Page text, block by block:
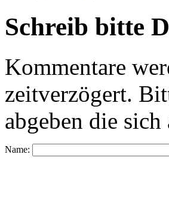
Schreib bitte
Kommentare
zeitverzögert.
abgeben die
Name: